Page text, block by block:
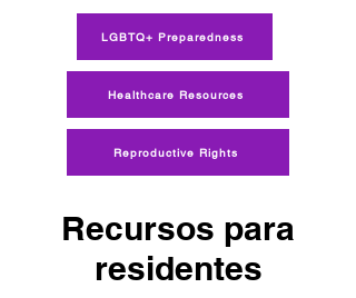
LGBTQ+ Preparedness
Reproductive Rights
Healthcare Resources
Recursos para
residentes